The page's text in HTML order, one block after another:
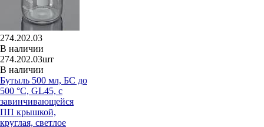
274.202.03
В наличии
274.202.03шт
В наличии
Бутыль 500 мл, БС до
500 °C, GL45, с
завинчивающейся
ПП крышкой,
круглая, светлое